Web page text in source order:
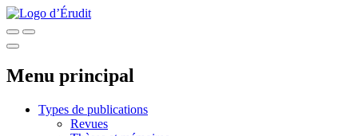
Menu principal
Types de publications
Revues